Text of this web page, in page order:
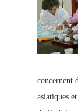
concernent
asiatiques